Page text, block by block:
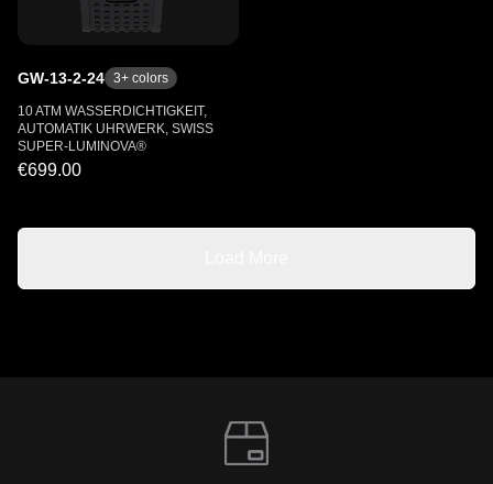
GW-13-2-24 3+ colors
10 ATM WASSERDICHTIGKEIT,
AUTOMATIK UHRWERK, SWISS
SUPER-LUMINOVA®
€699.00